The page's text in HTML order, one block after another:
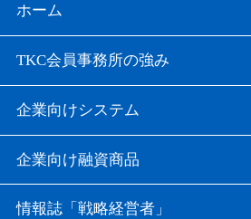
ホーム
TKC会員事務所の強み
企業向けシステム
企業向け融資商品
情報誌「戦略経営者」